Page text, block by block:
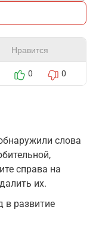
Нравится
0 0
слова
справа на
их.
развитие